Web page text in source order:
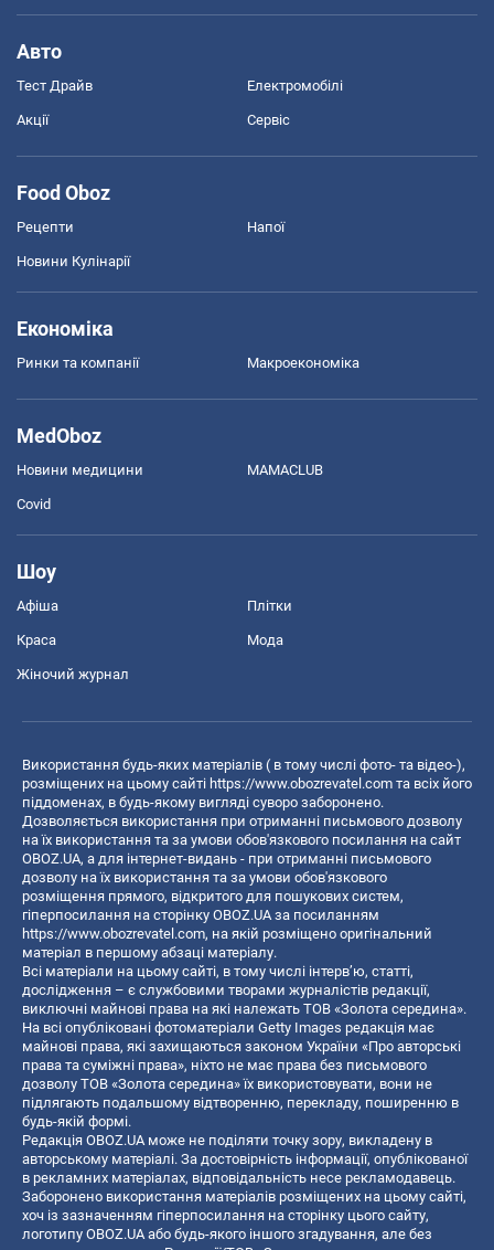
Авто
Тест Драйв Електромобілі
Акції Сервіс
Food Oboz
Рецепти Напої
Новини Кулінарії
Економіка
Ринки та компанії Макроекономіка
MedOboz
Новини медицини MAMACLUB
Covid
Шоу
Афіша Плітки
Краса Мода
Жіночий журнал
Використання будь-яких матеріалів ( в тому числі фото- та відео-),
розміщених на цьому сайті https://www.obozrevatel.com та всіх його
піддоменах, в будь-якому вигляді суворо заборонено.
Дозволяється використання при отриманні письмового дозволу
на їх використання та за умови обов'язкового посилання на сайт
OBOZ.UA, а для інтернет-видань - при отриманні письмового
дозволу на їх використання та за умови обов'язкового
розміщення прямого, відкритого для пошукових систем,
гіперпосилання на сторінку OBOZ.UA за посиланням
https://www.obozrevatel.com, на якій розміщено оригінальний
матеріал в першому абзаці матеріалу.
Всі матеріали на цьому сайті, в тому числі інтерв’ю, статті,
дослідження – є службовими творами журналістів редакції,
виключні майнові права на які належать ТОВ «Золота середина».
На всі опубліковані фотоматеріали Getty Images редакція має
майнові права, які захищаються законом України «Про авторські
права та суміжні права», ніхто не має права без письмового
дозволу ТОВ «Золота середина» їх використовувати, вони не
підлягають подальшому відтворенню, перекладу, поширенню в
будь-якій формі.
Редакція OBOZ.UA може не поділяти точку зору, викладену в
авторському матеріалі. За достовірність інформації, опублікованої
в рекламних матеріалах, відповідальність несе рекламодавець.
Заборонено використання матеріалів розміщених на цьому сайті,
хоч із зазначенням гіперпосилання на сторінку цього сайту,
логотипу OBOZ.UA або будь-якого іншого згадування, але без